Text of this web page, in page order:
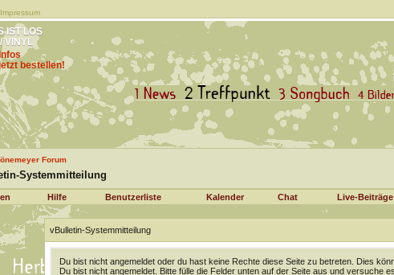
Impressum
IST LOS
VINYL
bestellen!
Forum
Systemmitteilung
Hilfe Benutzerliste Kalender Chat Live-Beiträge
vBulletin-Systemmitteilung
Du bist nicht angemeldet oder du hast keine Rechte diese Seite zu betreten. Dies
Du bist nicht angemeldet. Bitte fülle die Felder unten auf der Seite aus und versuche